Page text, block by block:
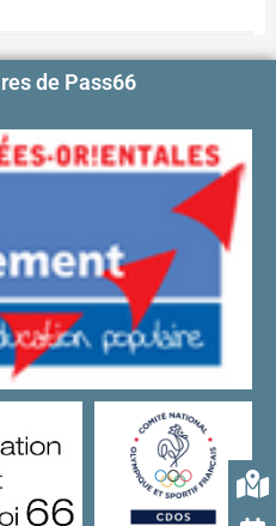
de Pass66